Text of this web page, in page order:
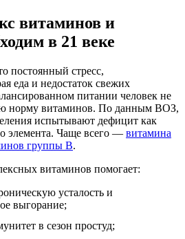
витаминов и
в 21 веке
постоянный стресс,
еда и недостаток свежих
питании человек не
норму витаминов. По данным ВОЗ,
испытывают дефицит как
элемента. Чаще всего — витамина
группы B.
витаминов помогает:
усталость и
выгорание;
в сезон простуд;